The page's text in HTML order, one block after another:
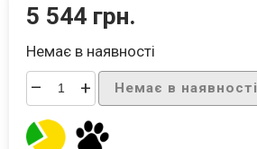
5 544 грн.
Немає в наявності
– + Немає в наявності